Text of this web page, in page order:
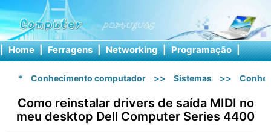
| Home | Ferragens | Networking | Programação |
* Conhecimento computador >> Sistemas >>
Como reinstalar drivers de saída MIDI no
meu desktop Dell Computer Series 4400